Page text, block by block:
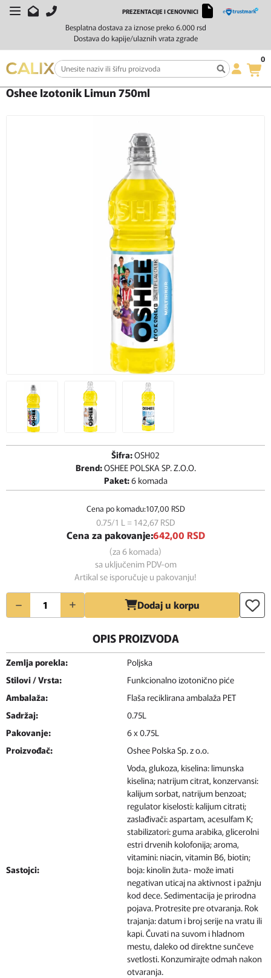
Besplatna dostava za iznose preko 6.000 rsd
Dostava do kapije/ulaznih vrata zgrade
PREZENTACIJE I CENOVNICI
0
Početna Bezalkoholna pića Oshee Izotonik Limun 750ml
Oshee Izotonik Limun 750ml
Šifra:OSH02
Brend:OSHEE POLSKA SP. Z.O.O.
Paket:6 komada
Cena po komadu:107,00 RSD
0.75/1 L = 142,67 RSD
Cena za pakovanje:642,00 RSD
(za 6 komada)
sa uključenim PDV-om
Artikal se isporučuje u pakovanju!
Količina Dodaj u korpu
OPIS PROIZVODA
Zemlja porekla:
Poljska
Stilovi / Vrsta:
Funkcionalno izotonično piće
Ambalaža:
Flaša reciklirana ambalaža PET
Sadržaj:
0.75L
Pakovanje:
6 x 0.75L
Proizvođač:
Oshee Polska Sp. z o.o.
Sastojci:
Voda, glukoza, kiselina: limunska
kiselina; natrijum citrat, konzervansi:
kalijum sorbat, natrijum benzoat;
regulator kiselosti: kalijum citrati;
zaslađivači: aspartam, acesulfam K;
stabilizatori: guma arabika, glicerolni
estri drvenih kolofonija; aroma,
vitamini: niacin, vitamin B6, biotin;
boja: kinolin žuta- može imati
negativan uticaj na aktivnost i pažnju
kod dece. Sedimentacija je prirodna
pojava. Protresite pre otvaranja. Rok
trajanja: datum i broj serije na vratu ili
kapi. Čuvati na suvom i hladnom
mestu, daleko od direktne sunčeve
svetlosti. Konzumirajte odmah nakon
otvaranja.